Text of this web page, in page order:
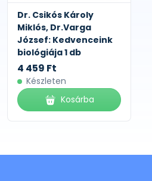
Dr. Csikós Károly
Miklós, Dr.Varga
József: Kedvenceink
biológiája 1 db
4 459 Ft
Készleten
Kosárba